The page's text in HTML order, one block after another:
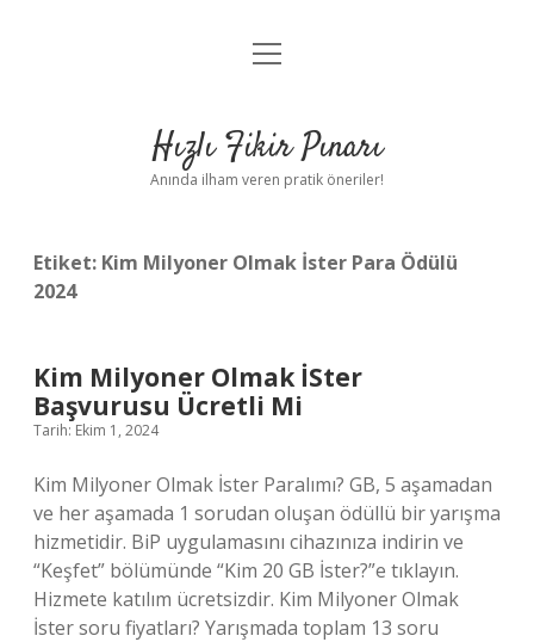
Anasayfa
Yasal Uyarı
menüyü
Hızlı Fikir Pınarı
Anında ilham veren pratik öneriler!
Etiket: Kim Milyoner Olmak İster Para Ödülü
2024
Kim Milyoner Olmak İSter
Başvurusu Ücretli Mi
Tarih: Ekim 1, 2024
Kim Milyoner Olmak İster Paralımı? GB, 5 aşamadan
ve her aşamada 1 sorudan oluşan ödüllü bir yarışma
hizmetidir. BiP uygulamasını cihazınıza indirin ve
“Keşfet” bölümünde “Kim 20 GB İster?”e tıklayın.
Hizmete katılım ücretsizdir. Kim Milyoner Olmak
İster soru fiyatları? Yarışmada toplam 13 soru